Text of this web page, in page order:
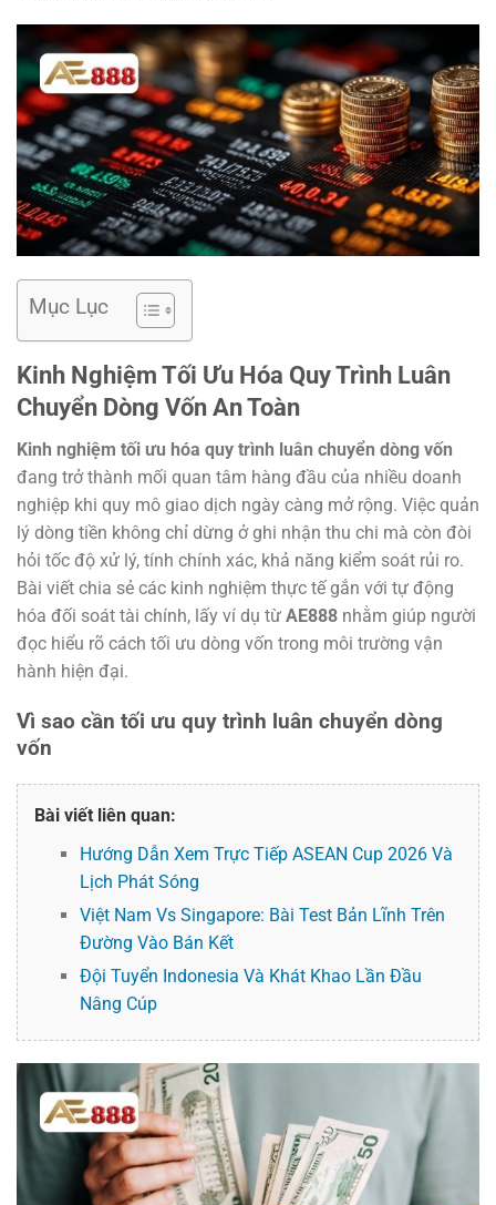
Mục Lục
Kinh Nghiệm Tối Ưu Hóa Quy Trình Luân
Chuyển Dòng Vốn An Toàn
Kinh nghiệm tối ưu hóa quy trình luân chuyển dòng vốn
đang trở thành mối quan tâm hàng đầu của nhiều doanh
nghiệp khi quy mô giao dịch ngày càng mở rộng. Việc quản
lý dòng tiền không chỉ dừng ở ghi nhận thu chi mà còn đòi
hỏi tốc độ xử lý, tính chính xác, khả năng kiểm soát rủi ro.
Bài viết chia sẻ các kinh nghiệm thực tế gắn với tự động
hóa đối soát tài chính, lấy ví dụ từ AE888 nhằm giúp người
đọc hiểu rõ cách tối ưu dòng vốn trong môi trường vận
hành hiện đại.
Vì sao cần tối ưu quy trình luân chuyển dòng
vốn
Bài viết liên quan:
Hướng Dẫn Xem Trực Tiếp ASEAN Cup 2026 Và
Lịch Phát Sóng
Việt Nam Vs Singapore: Bài Test Bản Lĩnh Trên
Đường Vào Bán Kết
Đội Tuyển Indonesia Và Khát Khao Lần Đầu
Nâng Cúp